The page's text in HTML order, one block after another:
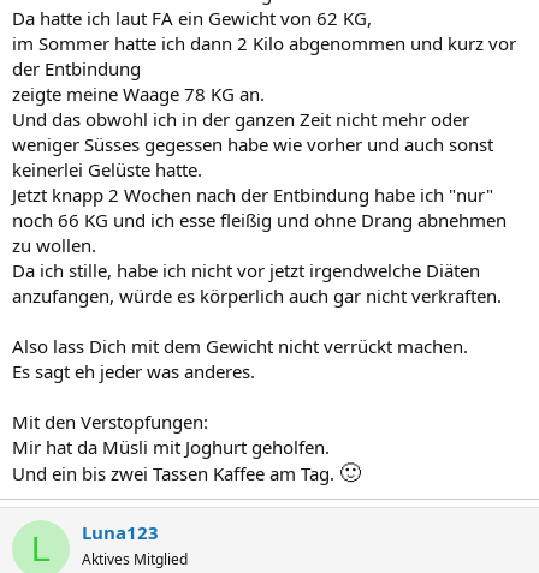
Da hatte ich laut FA ein Gewicht von 62 KG,
im Sommer hatte ich dann 2 Kilo abgenommen und kurz vor
der Entbindung
zeigte meine Waage 78 KG an.
Und das obwohl ich in der ganzen Zeit nicht mehr oder
weniger Süsses gegessen habe wie vorher und auch sonst
keinerlei Gelüste hatte.
Jetzt knapp 2 Wochen nach der Entbindung habe ich "nur"
noch 66 KG und ich esse fleißig und ohne Drang abnehmen
zu wollen.
Da ich stille, habe ich nicht vor jetzt irgendwelche Diäten
anzufangen, würde es körperlich auch gar nicht verkraften.
Also lass Dich mit dem Gewicht nicht verrückt machen.
Es sagt eh jeder was anderes.
Mit den Verstopfungen:
Mir hat da Müsli mit Joghurt geholfen.
Und ein bis zwei Tassen Kaffee am Tag. 🙂
L Luna123
Aktives Mitglied